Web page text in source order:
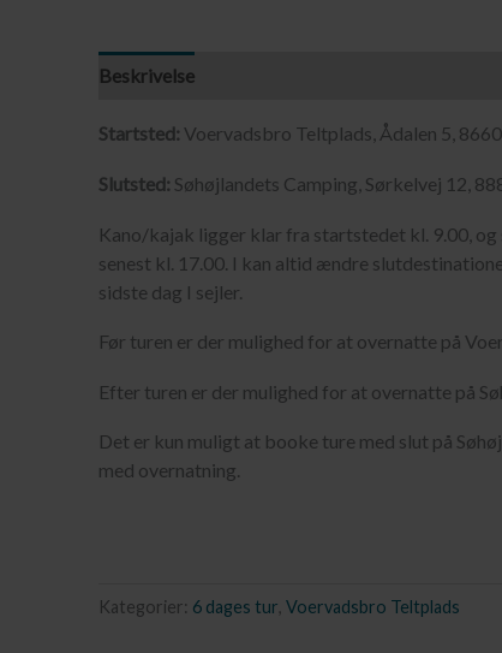
Beskrivelse
Startsted: Voervadsbro Teltplads, Ådalen 5,
Slutsted: Søhøjlandets Camping, Sørkelvej 12,
Kano/kajak ligger klar fra startstedet kl. 9.00,
senest kl. 17.00. I kan altid ændre
sidste dag I sejler.
Før turen er der mulighed for at overnatte på
Efter turen er der mulighed for at overnatte på
Det er kun muligt at booke ture med slut på
med overnatning.
Kategorier: 6 dages tur Voervadsbro Teltplads